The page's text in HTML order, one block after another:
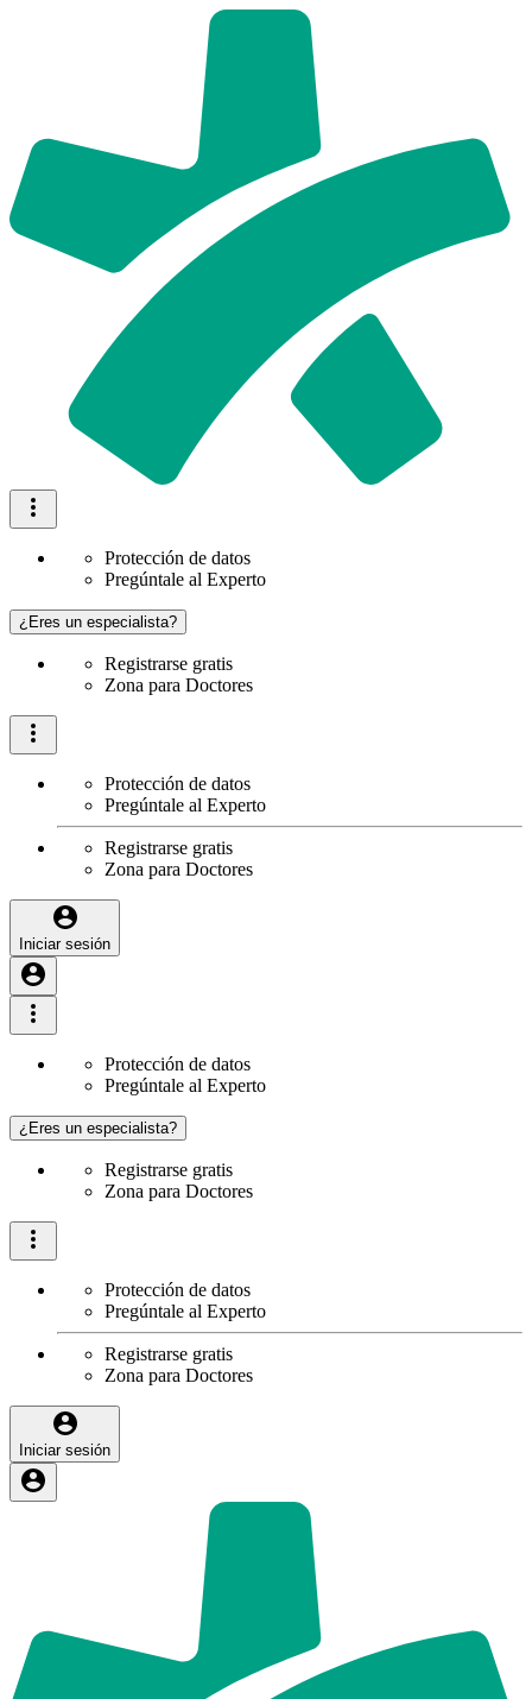
Protección de datos
Pregúntale al Experto
¿Eres un especialista?
Registrarse gratis
Zona para Doctores
Protección de datos
Pregúntale al Experto
Registrarse gratis
Zona para Doctores
Iniciar sesión
Protección de datos
Pregúntale al Experto
¿Eres un especialista?
Registrarse gratis
Zona para Doctores
Protección de datos
Pregúntale al Experto
Registrarse gratis
Zona para Doctores
Iniciar sesión